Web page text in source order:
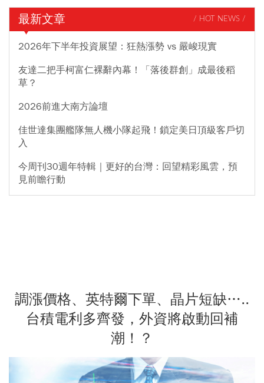
最新文章 / HOT NEWS /
2026年下半年投資展望：狂熱漲勢 vs 嚴峻現實
友達二把手柯富仁裸辭內幕！「落後群創」成最後稻
草？
2026前進大南方論壇
佳世達集團艦隊無人機小隊起飛！鎖定美日頂級客戶切
入
今周刊30週年特輯｜更好的台灣：回望精彩風雲，預
見前瞻行動
調漲價格、英特爾下單、晶片短缺…..
台積電利多齊發，外資將啟動回補
潮！？